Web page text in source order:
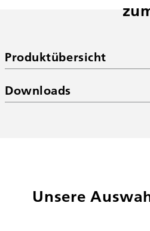
Produktübersicht
Downloads
Unsere